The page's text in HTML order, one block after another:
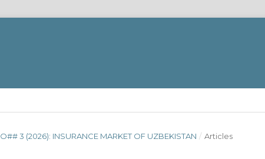
3 (2026): INSURANCE MARKET OF UZBEKISTAN / Articles